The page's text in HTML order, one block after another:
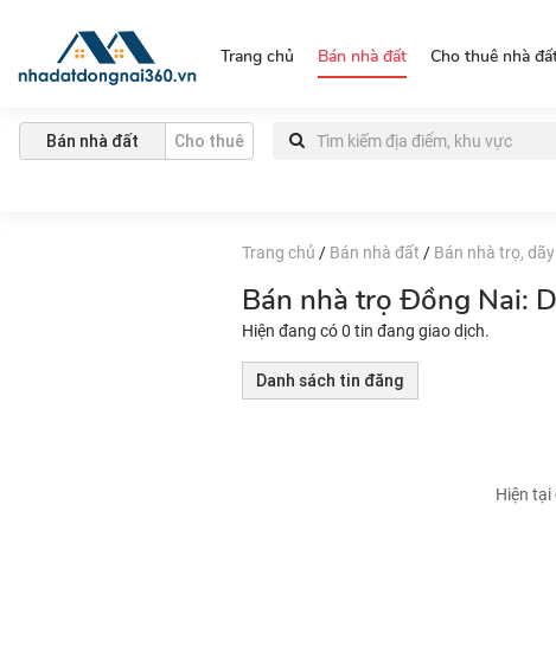
Trang chủ Bán nhà đất Cho thuê nhà
Bán nhà đất Cho thuê
Trang chủ / Bán nhà đất / Bán nhà trọ,
Bán nhà trọ Đồng Nai:
Hiện đang có 0 tin đang giao dịch.
Danh sách tin đăng
Hiện